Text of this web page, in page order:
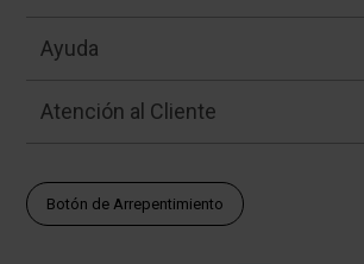
Ayuda
Atención al Cliente
Botón de Arrepentimiento